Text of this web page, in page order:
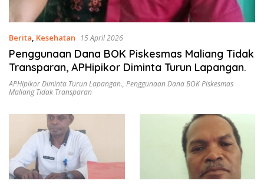
Berita, Kesehatan 15 April 2026
Penggunaan Dana BOK Piskesmas Maliang Tidak
Transparan, APHipikor Diminta Turun Lapangan.
APHipikor Diminta Turun Lapangan., Penggunaan Dana BOK Piskesmas
Maliang Tidak Transparan